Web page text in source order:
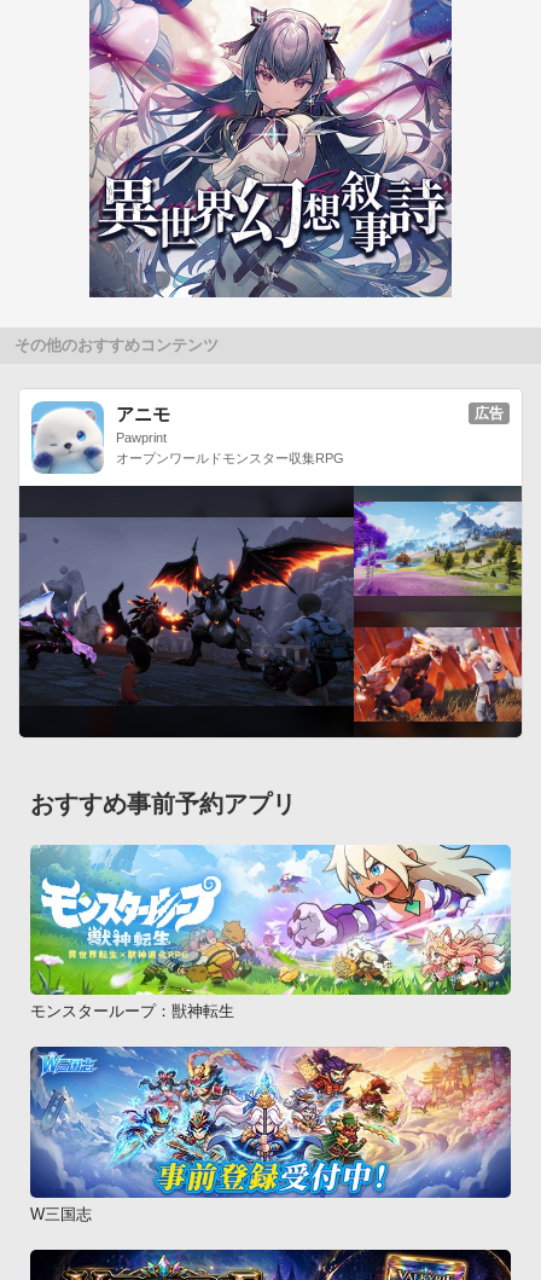
を、頭文字、単語の分野、ブラックリストなど複数の方法で抽
出できます。 【商品情報】
○対象レベル：ビジネス英語初級～上級
○サイズ：約5.8MB
○対応OS/動作確認機種　はこちらからご確認下さい。
http://docomo-zemi.com/s/application/supportlist/index.html
【ご注意事項】
・アプリのダウンロード、スコアの送信などには、別途パケッ
ト通信料がかかります。パケット通信料が高額になる可能性が
ありますので、安心してご利用いただくために、パケット定額
・海外でご利用になる場合、パケット通信料が高額になる場合
・本アプリダウンロード後のキャンセルについては、本アプリ
提供サイトの取り決めに従うこととします。
・お客様が未成年の場合は、事前に親権者等の法定代理人の同
本サービスはドコモゼミサービス利用規約に基づき提供されま
す。事前に利用規約の内容を確認のうえ、ご利用ください。
利用規約は以下のページから確認できます。
http://docomo-zemi.com/kiyaku/
本アプリは「ドコモゼミ 外国語コース」の英語学習Androidア
プリです。
ドコモゼミ ポータルサイトでは、ドコモゼミの各アプリの機能
供しています。
「ドコモゼミ ポータルサイト」は以下のページでご確認いただ
けます。
http://docomo-zemi.com
その他のおすすめコンテンツ
アニモ
Pawprint
オープンワールドモンスター収集RPG
広告
おすすめ事前予約アプリ
モンスターループ：獣神転生
W三国志